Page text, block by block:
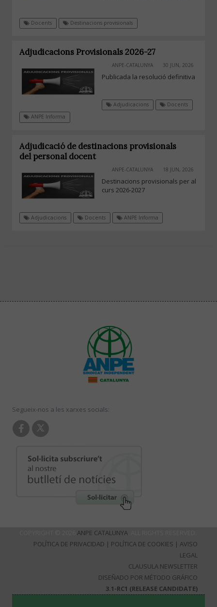
Docents Destinacions provisionals
Adjudicacions Provisionals 2026-27
ANPE-CATALUNYA 30 JUN, 2026
Publicada la resolució definitiva
Adjudicacions
Docents
ANPE Informa
Adjudicació de destinacions provisionals
del personal docent
ANPE-CATALUNYA 18 JUN, 2026
Destinacions provisionals per al
curs 2026-2027
Adjudicacions Docents ANPE Informa
Segueix-nos a les xarxes socials:
ANPE CATALUNYA
POLÍTICA DE PRIVACIDAD | POLÍTICA DE COOKIES | AVISO
LEGAL
CLAUSULA NEWSLETTER
DISEÑADO POR MÉTODO GRÁFICO
3.1-RC1 (RELEASE CANDIDATE)